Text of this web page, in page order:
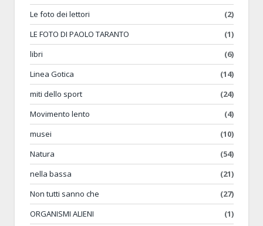
Le foto dei lettori
(2)
LE FOTO DI PAOLO TARANTO
(1)
libri
(6)
Linea Gotica
(14)
miti dello sport
(24)
Movimento lento
(4)
musei
(10)
Natura
(54)
nella bassa
(21)
Non tutti sanno che
(27)
ORGANISMI ALIENI
(1)